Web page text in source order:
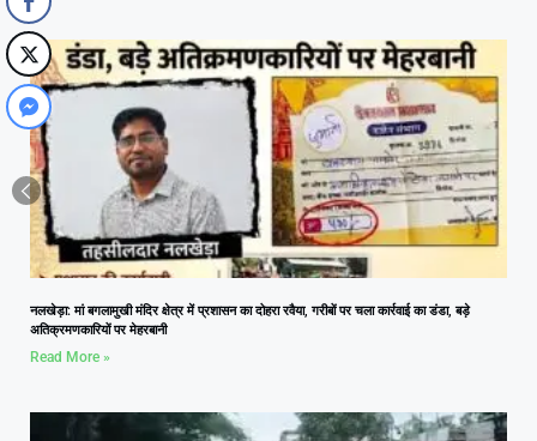
नलखेड़ा: मां बगलामुखी मंदिर क्षेत्र में प्रशासन का दोहरा रवैया, गरीबों पर चला कार्रवाई का डंडा, बड़े
अतिक्रमणकारियों पर मेहरबानी
Read More »